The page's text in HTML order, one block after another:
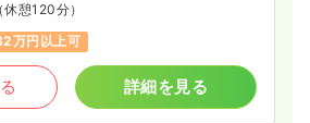
（休憩120分）
万円以上可
詳細を見る